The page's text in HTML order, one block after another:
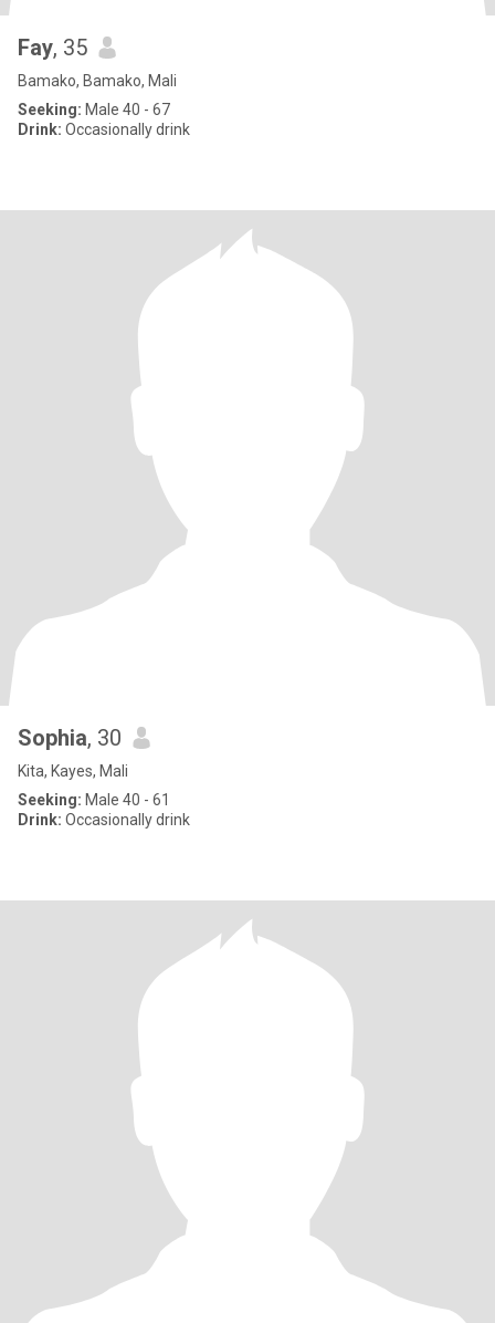
Fay, 35
Bamako, Bamako, Mali
Seeking: Male 40 - 67
Drink: Occasionally drink
Sophia, 30
Kita, Kayes, Mali
Seeking: Male 40 - 61
Drink: Occasionally drink